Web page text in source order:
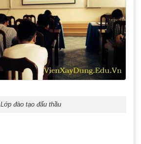
Lớp đào tạo đấu thầu